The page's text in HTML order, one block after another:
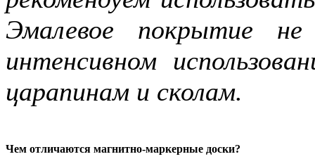
Эмалевое покрытие
интенсивном
царапинам и сколам.
Чем отличаются магнитно-маркерные доски?